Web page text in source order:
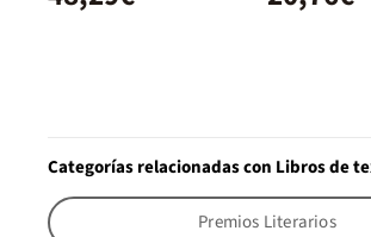
Categorías relacionadas con Libros de
Premios Literarios